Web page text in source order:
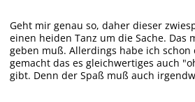
Geht mir genau so, daher dieser
einen heiden Tanz um die Sache. Das
geben muß. Allerdings habe ich
gemacht das es gleichwertiges auch
gibt. Denn der Spaß muß auch